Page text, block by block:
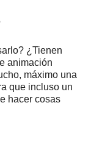
¿Tienen
animación
máximo una
que incluso un
hacer cosas